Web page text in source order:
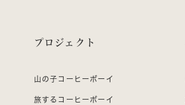
プロジェクト
山の子コーヒーボーイ
旅するコーヒーボーイ